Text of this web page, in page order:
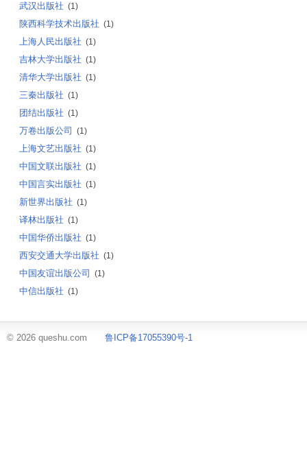
武汉出版社 (1)
陕西科学技术出版社 (1)
上海人民出版社 (1)
吉林大学出版社 (1)
清华大学出版社 (1)
三秦出版社 (1)
团结出版社 (1)
万卷出版公司 (1)
上海文艺出版社 (1)
中国文联出版社 (1)
中国言实出版社 (1)
新世界出版社 (1)
译林出版社 (1)
中国华侨出版社 (1)
西安交通大学出版社 (1)
中国友谊出版公司 (1)
中信出版社 (1)
© 2026 queshu.com 鲁ICP备17055390号-1